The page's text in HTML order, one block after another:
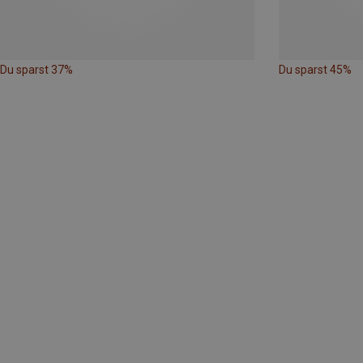
Du sparst 37% Du sparst 45%